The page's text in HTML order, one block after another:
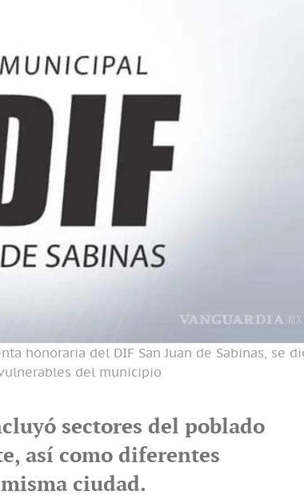
honoraria del DIF San Juan de Sabinas, se
del municipio
sectores del poblado
así como diferentes
ciudad.